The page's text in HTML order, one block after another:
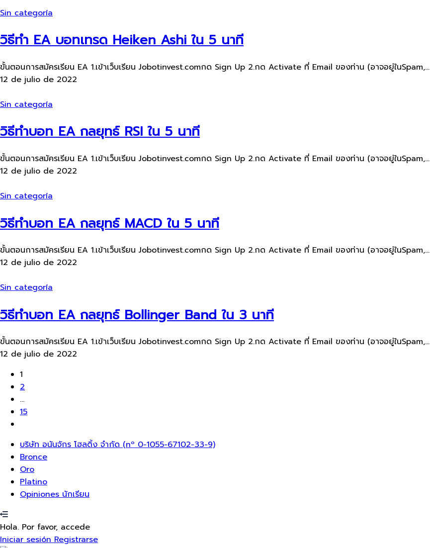
Sin categoría
วิธีทำ EA บอทเทรด Heiken Ashi ใน 5 นาที
ขั้นตอนการสมัครเรียน​ EA 1.เข้าเว็บ​เรียน Jobotinvest.comกด Sign Up 2.กด Activate ที่ Email ของท่าน​ (อาจอยู่ใน​Spam,...
12 de julio de 2022
Sin categoría
วิธีทำบอท EA กลยุทธ์ RSI ใน 5 นาที
ขั้นตอนการสมัครเรียน​ EA 1.เข้าเว็บ​เรียน Jobotinvest.comกด Sign Up 2.กด Activate ที่ Email ของท่าน​ (อาจอยู่ใน​Spam,...
12 de julio de 2022
Sin categoría
วิธีทำบอท EA กลยุทธ์ MACD ใน 5 นาที
ขั้นตอนการสมัครเรียน​ EA 1.เข้าเว็บ​เรียน Jobotinvest.comกด Sign Up 2.กด Activate ที่ Email ของท่าน​ (อาจอยู่ใน​Spam,...
12 de julio de 2022
Sin categoría
วิธีทำบอท EA กลยุทธ์ Bollinger Band ใน 3 นาที
ขั้นตอนการสมัครเรียน​ EA 1.เข้าเว็บ​เรียน Jobotinvest.comกด Sign Up 2.กด Activate ที่ Email ของท่าน​ (อาจอยู่ใน​Spam,...
12 de julio de 2022
1
2
...
15
Menúบริษัท อนันจักร โฮลดิ้ง จำกัด (nº 0-1055-67102-33-9)
Bronce
Oro
Platino
Opiniones นักเรียน
Hola. Por favor, accede
Iniciar sesión Registrarse